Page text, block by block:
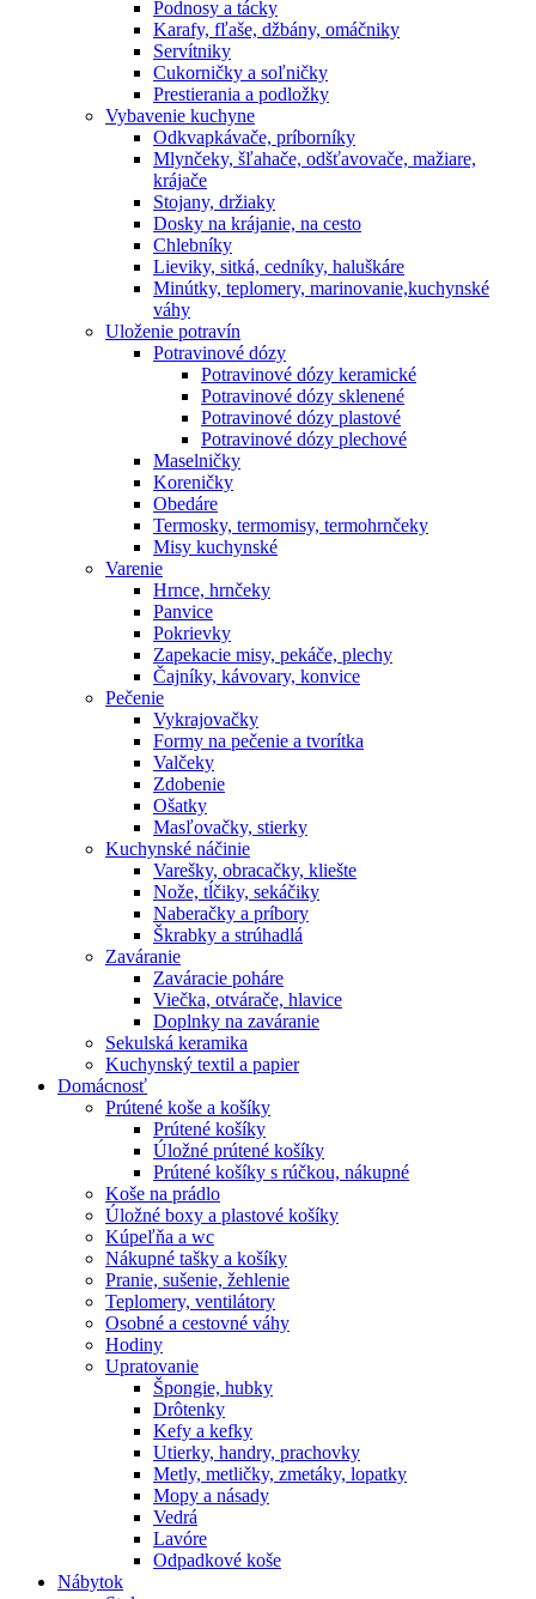
Podnosy a tácky
Karafy, fľaše, džbány, omáčniky
Servítniky
Cukorničky a soľničky
Prestierania a podložky
Vybavenie kuchyne
Odkvapkávače, príborníky
Mlynčeky, šľahače, odšťavovače, mažiare,
krájače
Stojany, držiaky
Dosky na krájanie, na cesto
Chlebníky
Lieviky, sitká, cedníky, haluškáre
Minútky, teplomery, marinovanie,kuchynské
váhy
Uloženie potravín
Potravinové dózy
Potravinové dózy keramické
Potravinové dózy sklenené
Potravinové dózy plastové
Potravinové dózy plechové
Maselničky
Koreničky
Obedáre
Termosky, termomisy, termohrnčeky
Misy kuchynské
Varenie
Hrnce, hrnčeky
Panvice
Pokrievky
Zapekacie misy, pekáče, plechy
Čajníky, kávovary, konvice
Pečenie
Vykrajovačky
Formy na pečenie a tvorítka
Valčeky
Zdobenie
Ošatky
Masľovačky, stierky
Kuchynské náčinie
Varešky, obracačky, kliešte
Nože, tĺčiky, sekáčiky
Naberačky a príbory
Škrabky a strúhadlá
Zaváranie
Zaváracie poháre
Viečka, otvárače, hlavice
Doplnky na zaváranie
Sekulská keramika
Kuchynský textil a papier
Domácnosť
Prútené koše a košíky
Prútené košíky
Úložné prútené košíky
Prútené košíky s rúčkou, nákupné
Koše na prádlo
Úložné boxy a plastové košíky
Kúpeľňa a wc
Nákupné tašky a košíky
Pranie, sušenie, žehlenie
Teplomery, ventilátory
Osobné a cestovné váhy
Hodiny
Upratovanie
Špongie, hubky
Drôtenky
Kefy a kefky
Utierky, handry, prachovky
Metly, metličky, zmetáky, lopatky
Mopy a násady
Vedrá
Lavóre
Odpadkové koše
Nábytok